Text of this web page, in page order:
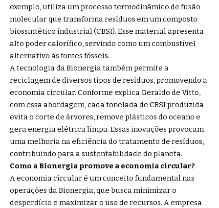
exemplo, utiliza um processo termodinâmico de fusão
molecular que transforma resíduos em um composto
biossintético industrial (CBSI). Esse material apresenta
alto poder calorífico, servindo como um combustível
alternativo às fontes fósseis.
A tecnologia da Bionergia também permite a
reciclagem de diversos tipos de resíduos, promovendo a
economia circular. Conforme explica Geraldo de Vitto,
com essa abordagem, cada tonelada de CBSI produzida
evita o corte de árvores, remove plásticos do oceano e
gera energia elétrica limpa. Essas inovações provocam
uma melhoria na eficiência do tratamento de resíduos,
contribuindo para a sustentabilidade do planeta.
Como a Bionergia promove a economia circular?
A economia circular é um conceito fundamental nas
operações da Bionergia, que busca minimizar o
desperdício e maximizar o uso de recursos. A empresa